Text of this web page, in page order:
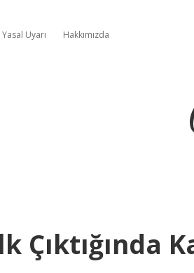
Yasal Uyarı Hakkımızda
Çıktığında